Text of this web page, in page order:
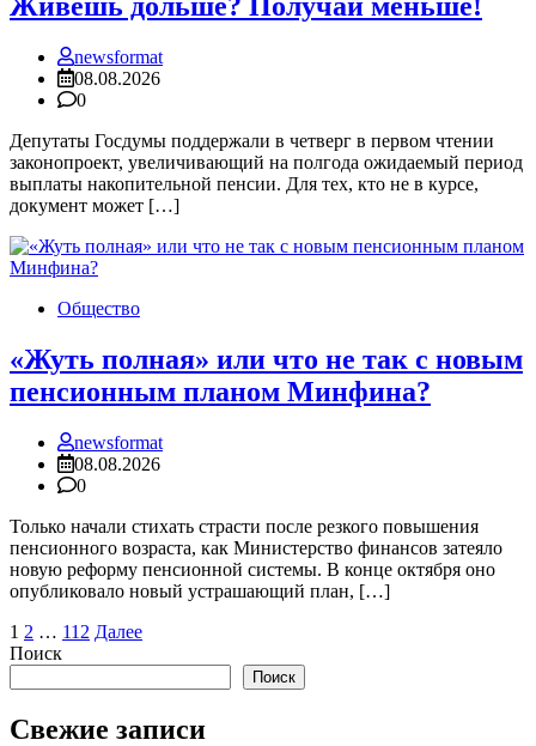
Живешь дольше? Получай меньше!
newsformat
08.08.2026
0
Депутаты Госдумы поддержали в четверг в первом чтении
законопроект, увеличивающий на полгода ожидаемый период
выплаты накопительной пенсии. Для тех, кто не в курсе,
документ может […]
Общество
«Жуть полная» или что не так с новым
пенсионным планом Минфина?
newsformat
08.08.2026
0
Только начали стихать страсти после резкого повышения
пенсионного возраста, как Министерство финансов затеяло
новую реформу пенсионной системы. В конце октября оно
опубликовало новый устрашающий план, […]
Пагинация
записей
1 2 … 112 Далее
Поиск
Поиск
Свежие записи